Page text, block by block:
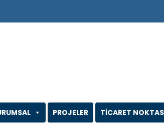
PROJELER TİCARET